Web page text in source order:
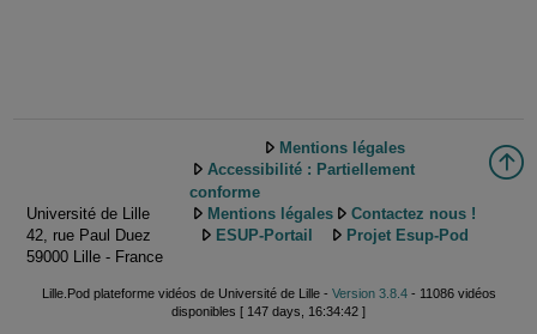
Université de Lille
42, rue Paul Duez
59000 Lille - France
Mentions légales
Accessibilité : Partiellement
conforme
Mentions légales
Contactez nous !
ESUP-Portail
Projet Esup-Pod
Lille.Pod plateforme vidéos de Université de Lille - Version 3.8.4- 11086 vidéos
disponibles [ 147 days, 16:34:42 ]